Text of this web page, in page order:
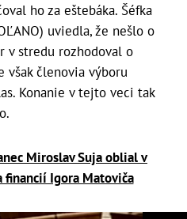
ho za eštebáka. Šéfka
uviedla, že nešlo o
v stredu rozhodoval o
však členovia výboru
Konanie v tejto veci tak
Miroslav Suja oblial v
Igora Matoviča